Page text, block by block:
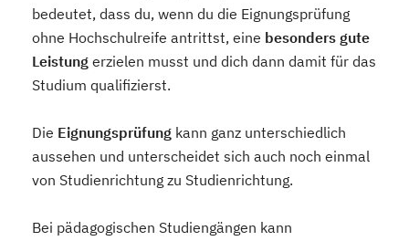
bedeutet, dass du, wenn du die Eignungsprüfung
ohne Hochschulreife antrittst, eine besonders gute
Leistung erzielen musst und dich dann damit für das
Studium qualifizierst.
Die Eignungsprüfung kann ganz unterschiedlich
aussehen und unterscheidet sich auch noch einmal
von Studienrichtung zu Studienrichtung.
Bei pädagogischen Studiengängen kann